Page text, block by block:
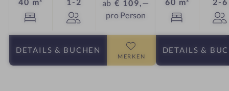
40 m² 1-2 ab € 109,—
pro Person
DETAILS & BUCHEN
MERKEN
60 m² 2-6
DETAILS &